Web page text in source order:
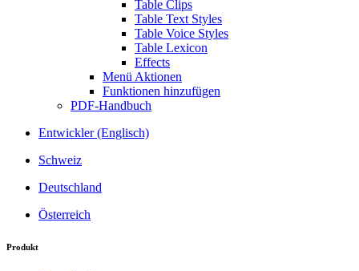
Table Clips
Table Text Styles
Table Voice Styles
Table Lexicon
Effects
Menü Aktionen
Funktionen hinzufügen
PDF-Handbuch
Entwickler (Englisch)
Schweiz
Deutschland
Österreich
Produkt